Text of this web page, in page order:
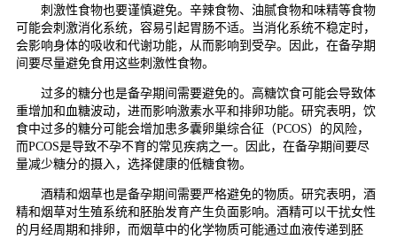
刺激性食物也要谨慎避免。辛辣食物、油腻食物和味精等食物
可能会刺激消化系统，容易引起胃肠不适。当消化系统不稳定时，
会影响身体的吸收和代谢功能，从而影响到受孕。因此，在备孕期
间要尽量避免食用这些刺激性食物。
过多的糖分也是备孕期间需要避免的。高糖饮食可能会导致体
重增加和血糖波动，进而影响激素水平和排卵功能。研究表明，饮
食中过多的糖分可能会增加患多囊卵巢综合征（PCOS）的风险，
而PCOS是导致不孕不育的常见疾病之一。因此，在备孕期间要尽
量减少糖分的摄入，选择健康的低糖食物。
酒精和烟草也是备孕期间需要严格避免的物质。研究表明，酒
精和烟草对生殖系统和胚胎发育产生负面影响。酒精可以干扰女性
的月经周期和排卵，而烟草中的化学物质可能通过血液传递到胚